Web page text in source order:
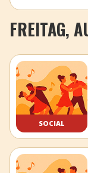
FREITAG,
SOCIAL